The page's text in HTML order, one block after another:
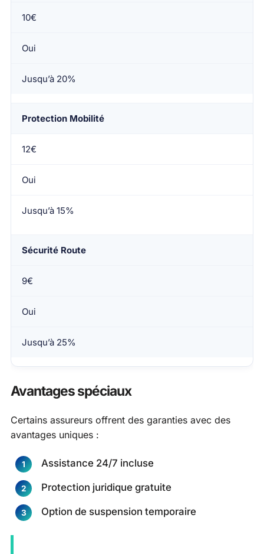
10€
Oui
Jusqu’à 20%
Protection Mobilité
12€
Oui
Jusqu’à 15%
Sécurité Route
9€
Oui
Jusqu’à 25%
Avantages spéciaux
Certains assureurs offrent des garanties avec des
avantages uniques :
Assistance 24/7 incluse
Protection juridique gratuite
Option de suspension temporaire